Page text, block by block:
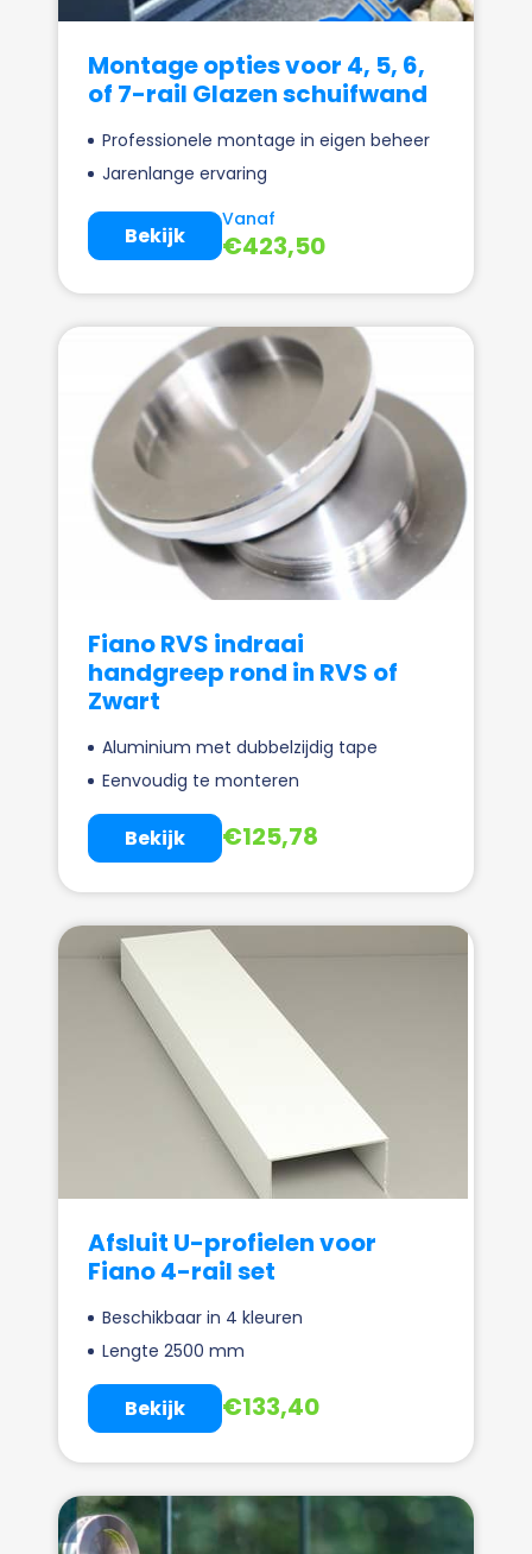
Montage opties voor 4, 5, 6,
of 7-rail Glazen schuifwand
Professionele montage in eigen beheer
Jarenlange ervaring
Vanaf
€423,50
Bekijk
Fiano RVS indraai
handgreep rond in RVS of
Zwart
Aluminium met dubbelzijdig tape
Eenvoudig te monteren
€125,78
Bekijk
Afsluit U-profielen voor
Fiano 4-rail set
Beschikbaar in 4 kleuren
Lengte 2500 mm
€133,40
Bekijk